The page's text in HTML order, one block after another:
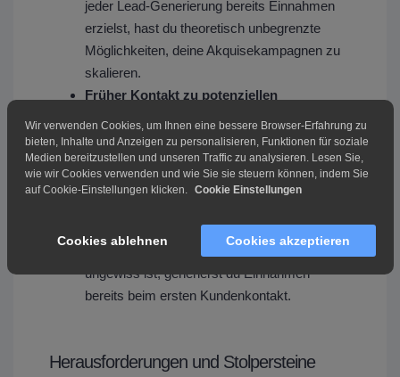
jeder Lead-Generierung bereits Einnahmen
erzielst, hast du theoretisch unbegrenzte
Möglichkeiten, deine Akquisekampagnen zu
skalieren.
Früher Kontakt zu potenziellen
die im Vorfeld eines Verkaufs relevant sind,
hast du die Möglichkeit, potenzielle Verkäufer
frühzeitig zu erreichen und dich als
: Anstatt hohe Summen in
Leads zu investieren, bei denen der Erfolg
ungewiss ist, generierst du Einnahmen
bereits beim ersten Kundenkontakt.
Herausforderungen und Stolpersteine
Wir verwenden Cookies, um Ihnen eine bessere Browser-Erfahrung zu
bieten, Inhalte und Anzeigen zu personalisieren, Funktionen für soziale
Medien bereitzustellen und unseren Traffic zu analysieren. Lesen Sie,
wie wir Cookies verwenden und wie Sie sie steuern können, indem Sie
auf Cookie-Einstellungen klicken. Cookie Einstellungen
Cookies ablehnen Cookies akzeptieren